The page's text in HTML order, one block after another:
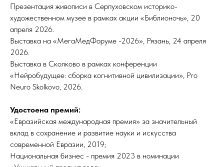
Презентация живописи в Серпуховском историко-
художественном музее в рамках акции «Библионочь», 20
апреля 2026.
Выставка на «МегаМедФоруме -2026», Рязань, 24 апреля
2026.
Выставка в Сколково в рамках конференции
«Нейробудущее: сборка когнитивной цивилизации», Pro
Neuro Skolkovo, 2026.
Удостоена премий:
«Евразийская международная премия» за значительный
вклад в сохранение и развитие науки и искусства
современной Евразии, 2019;
Национальная бизнес - премия 2023 в номинации